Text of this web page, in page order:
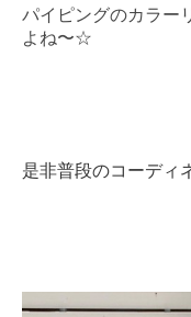
パイピングのカラー
よね〜☆
是非普段のコーディ